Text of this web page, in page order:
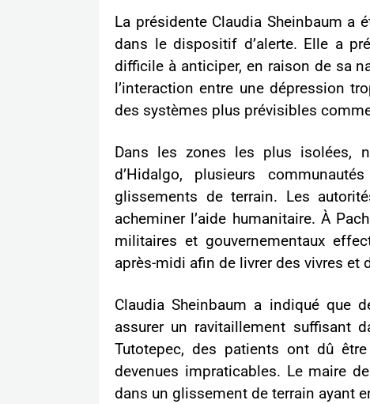
La présidente Claudia Sheinbaum a
dans le dispositif d’alerte. Elle a
difficile à anticiper, en raison de sa
l’interaction entre une dépression
des systèmes plus prévisibles
Dans les zones les plus isolées,
d’Hidalgo, plusieurs
glissements de terrain. Les
acheminer l’aide humanitaire. À
militaires et gouvernementaux
après-midi afin de livrer des vivres et
Claudia Sheinbaum a indiqué que
assurer un ravitaillement suffisant
Tutotepec, des patients ont dû
devenues impraticables. Le maire
dans un glissement de terrain ayant